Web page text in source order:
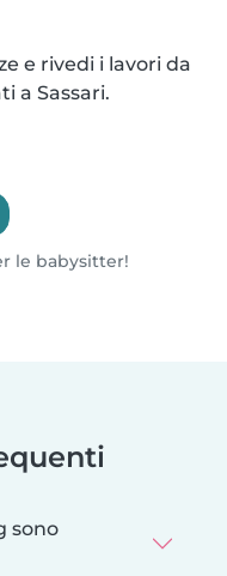
e rivedi i lavori da
a Sassari.
le babysitter!
sono